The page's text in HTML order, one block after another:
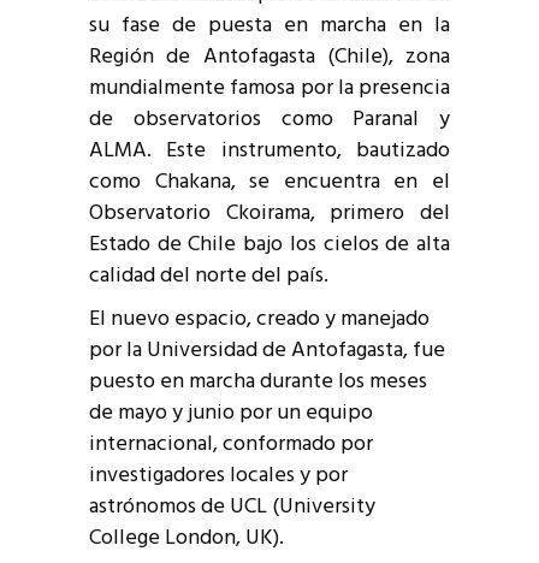
su fase de puesta en marcha en la
Región de Antofagasta (Chile), zona
mundialmente famosa por la presencia
de observatorios como Paranal y
ALMA. Este instrumento, bautizado
como Chakana, se encuentra en el
Observatorio Ckoirama, primero del
Estado de Chile bajo los cielos de alta
calidad del norte del país.
El nuevo espacio, creado y manejado
por la Universidad de Antofagasta, fue
puesto en marcha durante los meses
de mayo y junio por un equipo
internacional, conformado por
investigadores locales y por
astrónomos de UCL (University
College London, UK).